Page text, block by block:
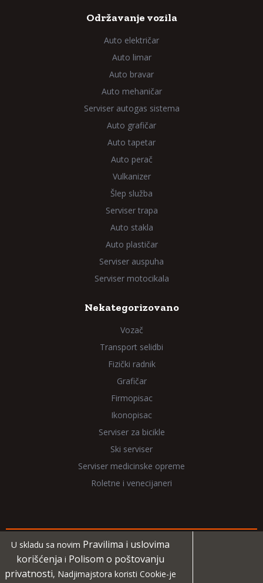
Održavanje vozila
Auto električar
Auto limar
Auto bravar
Auto mehaničar
Serviser autogas sistema
Auto grafičar
Auto tapetar
Auto perač
Vulkanizer
Šlep služba
Serviser trapa
Auto stakla
Auto plastičar
Serviser auspuha
Serviser motocikala
Nekategorizovano
Vozač
Transport selidbi
Fizički radnik
Grafičar
Firmopisac
Ikonopisac
Serviser za bicikle
Ski serviser
Serviser medicinske opreme
Roletne i venecijaneri
Copyright 2026 NadjiMajstora.rs
U skladu sa novim Pravilima i uslovima
korišćenja i Polisom o poštovanju
privatnosti, Nadjimajstora koristi Cookie-je